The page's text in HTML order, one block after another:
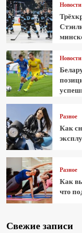
Новости
Разное
Как
Разное
Как
что
Свежие записи